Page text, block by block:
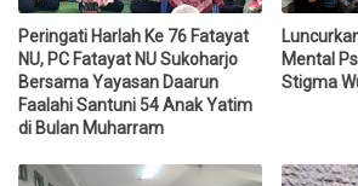
Peringati Harlah Ke 76 Fatayat
NU, PC Fatayat NU Sukoharjo
Bersama Yayasan Daarun
Faalahi Santuni 54 Anak Yatim
di Bulan Muharram
Mental
Stigma